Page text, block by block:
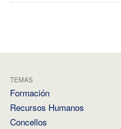
TEMAS
Formación
Recursos Humanos
Concellos